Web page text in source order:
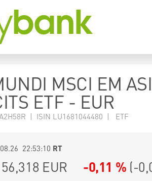
MSCI EM
ETF - EUR
| ISIN LU1681044480 | ETF
22:53:10 RT
56,318 EUR -0,11 % (-